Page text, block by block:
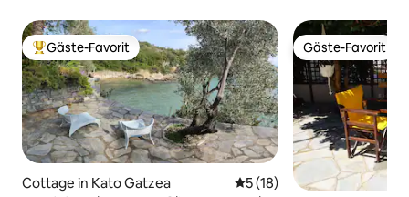
Beliebter Gäste-Favorit.
Gäste-Favorit
Cottage in Kato Gatzea Durchschnittliche
5 (18)
Gäste-Favorit
Gäste-Favorit